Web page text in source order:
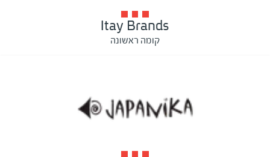
Itay Brands
קומה ראשונה